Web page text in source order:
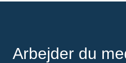
Arbejder du